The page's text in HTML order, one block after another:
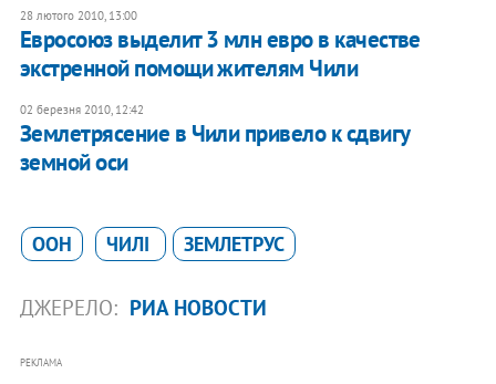
28 лютого 2010, 13:00
Евросоюз выделит 3 млн евро в качестве
экстренной помощи жителям Чили
02 березня 2010, 12:42
Землетрясение в Чили привело к сдвигу
земной оси
ООН ЧИЛІ ЗЕМЛЕТРУС
ДЖЕРЕЛО: РИА НОВОСТИ
РЕКЛАМА